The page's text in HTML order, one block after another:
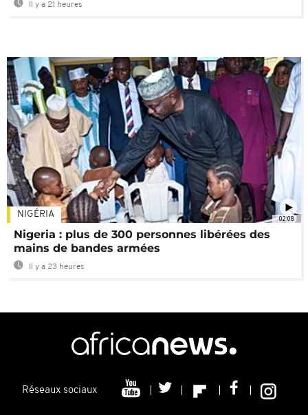
Il y a 21 heures
02:08
NIGÉRIA
Nigeria : plus de 300 personnes libérées des
mains de bandes armées
Il y a 23 heures
Réseaux sociaux